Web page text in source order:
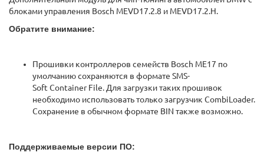
блоками управления Bosch MEVD17.2.8 и MEVD17.2.H.
Обратите внимание:
Прошивки контроллеров семейств Bosch МE17 по
умолчанию сохраняются в формате SMS-
Soft Container File. Для загрузки таких прошивок
необходимо использовать только загрузчик CombiLoader.
Сохранение в обычном формате BIN также возможно.
Поддерживаемые версии ПО: